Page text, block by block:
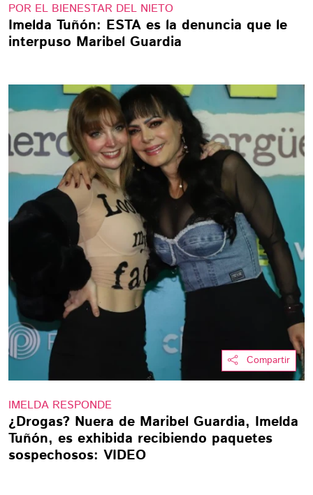
POR EL BIENESTAR DEL NIETO
Imelda Tuñón: ESTA es la denuncia que le
interpuso Maribel Guardia
Compartir
IMELDA RESPONDE
¿Drogas? Nuera de Maribel Guardia, Imelda
Tuñón, es exhibida recibiendo paquetes
sospechosos: VIDEO